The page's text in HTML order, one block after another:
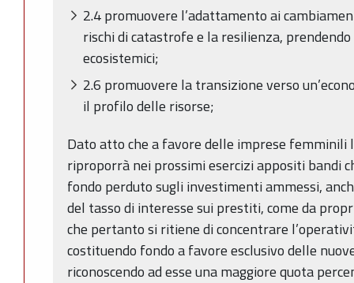
2.4 promuovere l’adattamento ai
rischi di catastrofe e la resilienza,
ecosistemici;
2.6 promuovere la transizione verso
il profilo delle risorse;
Dato atto che a favore delle imprese femminili
riproporrà nei prossimi esercizi appositi bandi
fondo perduto sugli investimenti ammessi,
del tasso di interesse sui prestiti, come da
che pertanto si ritiene di concentrare
costituendo fondo a favore esclusivo delle
riconoscendo ad esse una maggiore quota